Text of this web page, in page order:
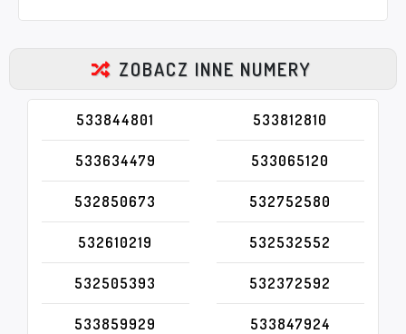
ZOBACZ INNE NUMERY
533844801 533812810
533634479 533065120
532850673 532752580
532610219 532532552
532505393 532372592
533859929 533847924